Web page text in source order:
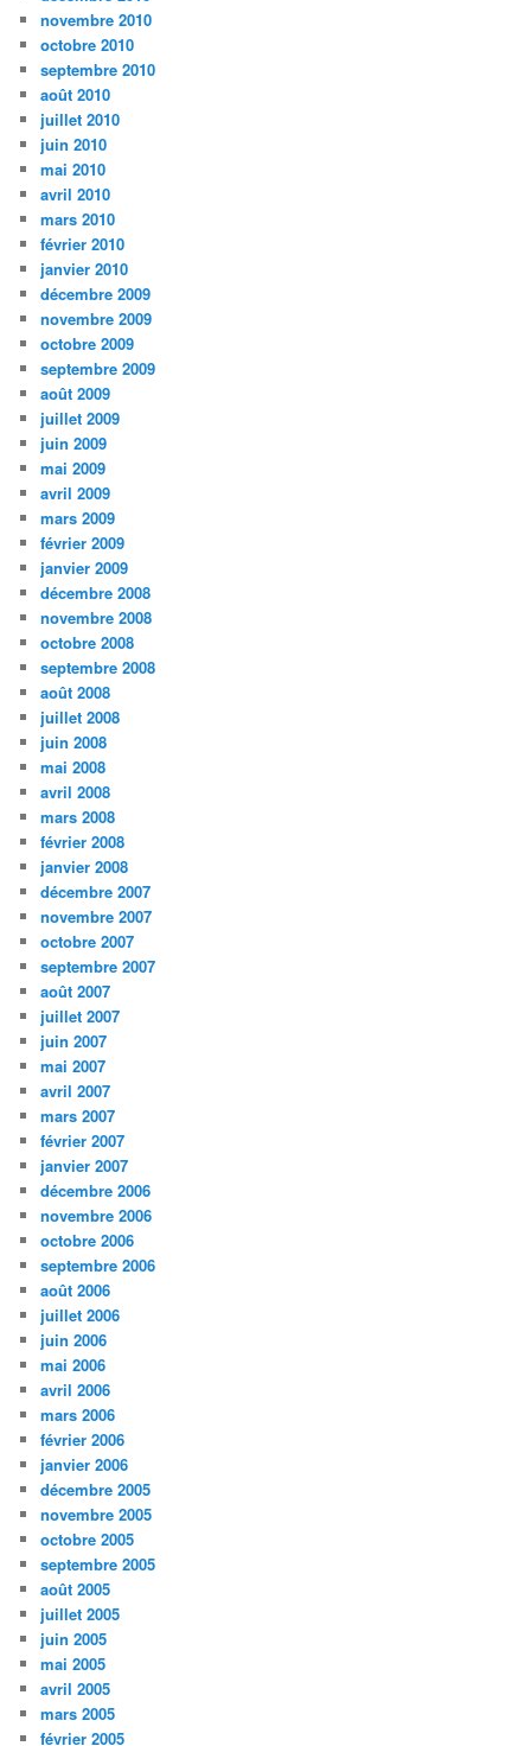
novembre 2010
octobre 2010
septembre 2010
août 2010
juillet 2010
juin 2010
mai 2010
avril 2010
mars 2010
février 2010
janvier 2010
décembre 2009
novembre 2009
octobre 2009
septembre 2009
août 2009
juillet 2009
juin 2009
mai 2009
avril 2009
mars 2009
février 2009
janvier 2009
décembre 2008
novembre 2008
octobre 2008
septembre 2008
août 2008
juillet 2008
juin 2008
mai 2008
avril 2008
mars 2008
février 2008
janvier 2008
décembre 2007
novembre 2007
octobre 2007
septembre 2007
août 2007
juillet 2007
juin 2007
mai 2007
avril 2007
mars 2007
février 2007
janvier 2007
décembre 2006
novembre 2006
octobre 2006
septembre 2006
août 2006
juillet 2006
juin 2006
mai 2006
avril 2006
mars 2006
février 2006
janvier 2006
décembre 2005
novembre 2005
octobre 2005
septembre 2005
août 2005
juillet 2005
juin 2005
mai 2005
avril 2005
mars 2005
février 2005